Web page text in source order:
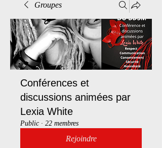
Groupes
Conférences et
discussions animées par
Lexia White
Public · 22 membres
Rejoindre